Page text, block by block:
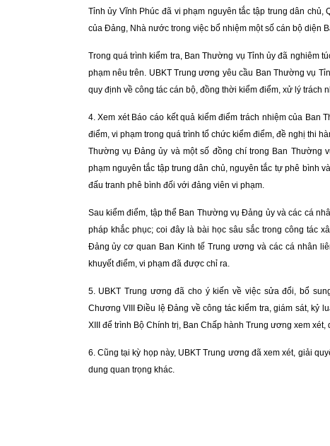
Tỉnh ủy Vĩnh Phúc đã vi phạm nguyên tắc tập trung dân
của Đảng, Nhà nước trong việc bổ nhiệm một số cán bộ diện
Trong quá trình kiểm tra, Ban Thường vụ Tỉnh ủy đã nghiêm
phạm nêu trên. UBKT Trung ương yêu cầu Ban Thường vụ
quy định về công tác cán bộ, đồng thời kiểm điểm, xử lý trách
4. Xem xét Báo cáo kết quả kiểm điểm trách nhiệm của
điểm, vi phạm trong quá trình tổ chức kiểm điểm, đề nghị thi
Thường vụ Đảng ủy và một số đồng chí trong Ban Thường
phạm nguyên tắc tập trung dân chủ, nguyên tắc tự phê bình
đấu tranh phê bình đối với đảng viên vi phạm.
Sau kiểm điểm, tập thể Ban Thường vụ Đảng ủy và các cá
pháp khắc phục; coi đây là bài học sâu sắc trong công tác
Đảng ủy cơ quan Ban Kinh tế Trung ương và các cá nhân
khuyết điểm, vi phạm đã được chỉ ra.
5. UBKT Trung ương đã cho ý kiến về việc sửa đổi, bổ
Chương VIII Điều lệ Đảng về công tác kiểm tra, giám sát, kỷ
XIII để trình Bộ Chính trị, Ban Chấp hành Trung ương xem xét,
6 . Cũng tại kỳ họp này, UBKT Trung ương đã xem xét, giải
dung quan trọng khác.